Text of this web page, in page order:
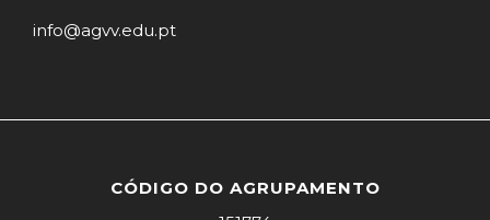
info@agvv.edu.pt
CÓDIGO DO AGRUPAMENTO